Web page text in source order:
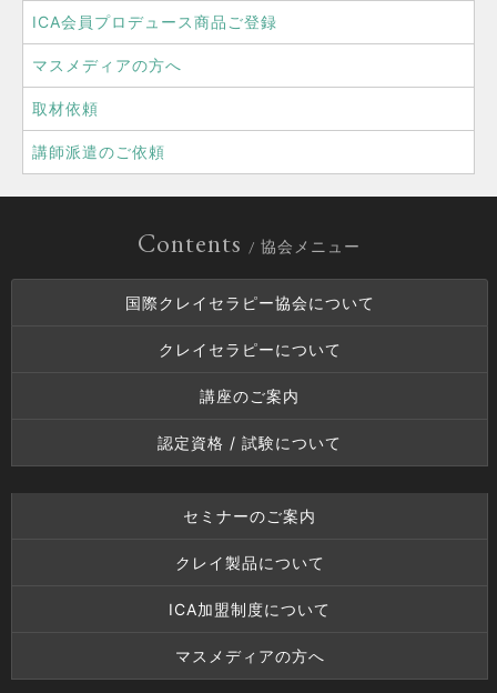
ICA会員プロデュース商品ご登録
マスメディアの方へ
取材依頼
講師派遣のご依頼
Contents / 協会メニュー
国際クレイセラピー協会について
クレイセラピーについて
講座のご案内
認定資格 / 試験について
セミナーのご案内
クレイ製品について
ICA加盟制度について
マスメディアの方へ